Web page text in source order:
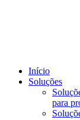
Início
Soluções
para